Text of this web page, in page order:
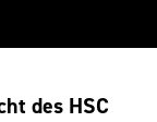
des HSC